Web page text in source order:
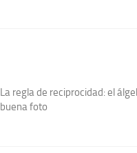
La regla de reciprocidad: el
buena foto